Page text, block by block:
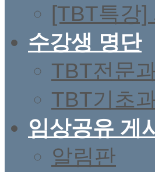
[TBT특강]
수강생 명단
TBT전문
TBT기초
임상공유 게
알림판